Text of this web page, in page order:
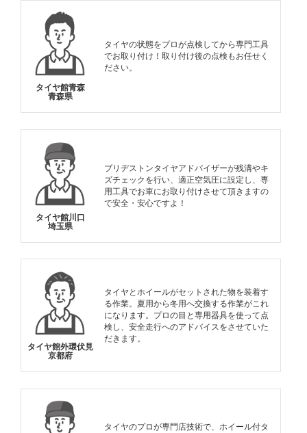
タイヤ館青森
青森県
タイヤの状態をプロが点検してから専門工具
でお取り付け！取り付け後の点検もお任せく
ださい。
タイヤ館川口
埼玉県
ブリヂストンタイヤアドバイザーが残溝やキ
ズチェックを行い、適正空気圧に設定し、専
用工具でお車にお取り付けさせて頂きますの
で安全・安心ですよ！
タイヤ館外環伏見
京都府
タイヤとホイールがセットされた物を装着す
る作業。夏用から冬用へ交換する作業がこれ
になります。プロの目と専用器具を使って点
検し、安全走行へのアドバイスをさせていた
だきます。
タイヤのプロが専門店技術で、ホイール付タ